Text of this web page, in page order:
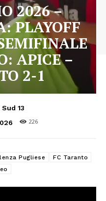
2026 –
PLAYOFF
APICE –
2-1
13
226
Pugliese
FC Taranto